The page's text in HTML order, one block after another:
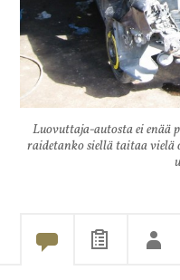
Luovuttaja-autosta ei enää
raidetanko siellä taitaa vielä